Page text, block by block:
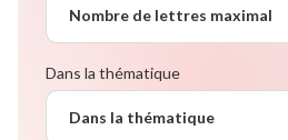
Nombre de lettres maximal
Dans la thématique
Dans la thématique